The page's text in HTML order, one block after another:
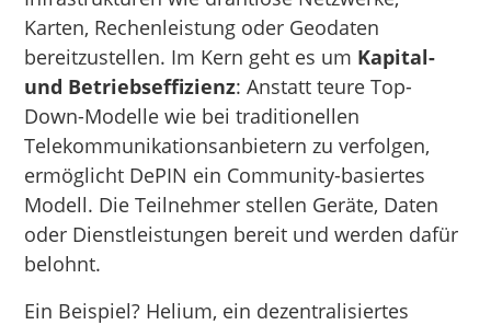
Karten, Rechenleistung oder Geodaten
bereitzustellen. Im Kern geht es um Kapital-
und Betriebseffizienz: Anstatt teure Top-
Down-Modelle wie bei traditionellen
Telekommunikationsanbietern zu verfolgen,
ermöglicht DePIN ein Community-basiertes
Modell. Die Teilnehmer stellen Geräte, Daten
oder Dienstleistungen bereit und werden dafür
belohnt.
Ein Beispiel? Helium, ein dezentralisiertes